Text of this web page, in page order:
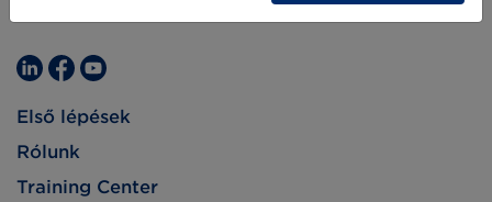
Első lépések
Rólunk
Training Center